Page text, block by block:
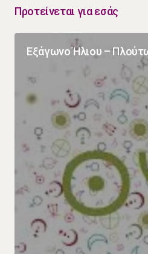
Προτείνεται για εσάς
Εξάγωνο Ήλιου –